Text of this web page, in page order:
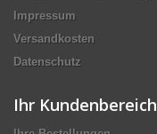
Impressum
Versandkosten
Datenschutz
Ihr Kundenbereich